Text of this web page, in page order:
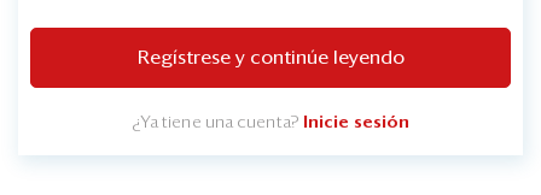
Regístrese y continúe leyendo
¿Ya tiene una cuenta? Inicie sesión